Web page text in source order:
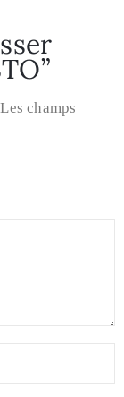
Les champs